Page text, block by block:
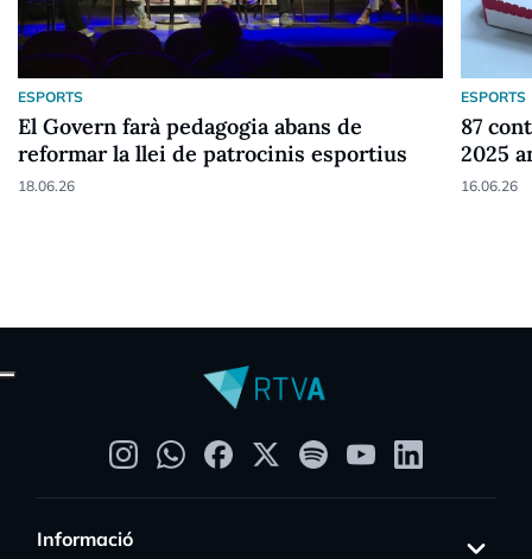
ESPORTS
El Govern farà pedagogia abans de
reformar la llei de patrocinis esportius
18.06.26
ESPORTS
87
2025
16.06.26
Informació